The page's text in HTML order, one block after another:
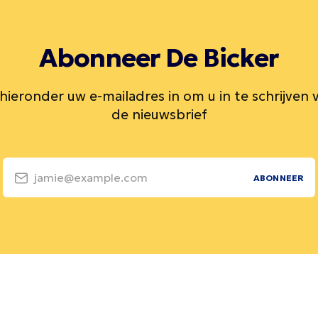
Abonneer De Bicker
uw e-mailadres in om u in te schrijven
de nieuwsbrief
jamie@example.com ABONNEER